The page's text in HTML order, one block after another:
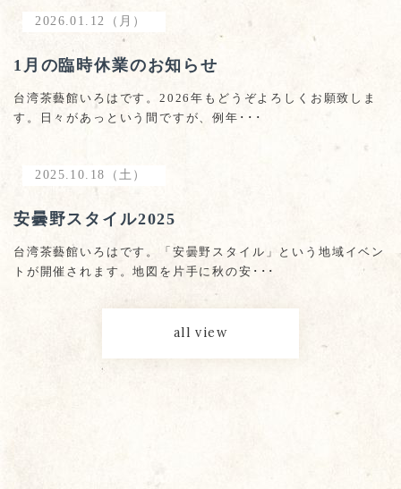
2026.01.12（月）
1月の臨時休業のお知らせ
台湾茶藝館いろはです。2026年もどうぞよろしくお願致しま
す。日々があっという間ですが、例年･･･
2025.10.18（土）
安曇野スタイル2025
台湾茶藝館いろはです。「安曇野スタイル」という地域イベン
トが開催されます。地図を片手に秋の安･･･
all view